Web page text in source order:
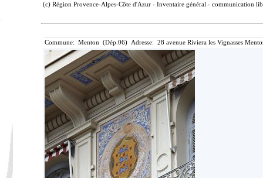
(c) Région Provence-Alpes-Côte d'Azur - Inventaire général - communication
Commune: Menton (Dép.06) Adresse: 28 avenue Riviera les Vignasses